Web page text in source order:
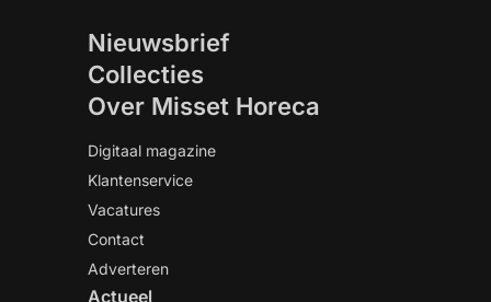
Nieuwsbrief
Collecties
Over Misset Horeca
Digitaal magazine
Klantenservice
Vacatures
Contact
Adverteren
Actueel